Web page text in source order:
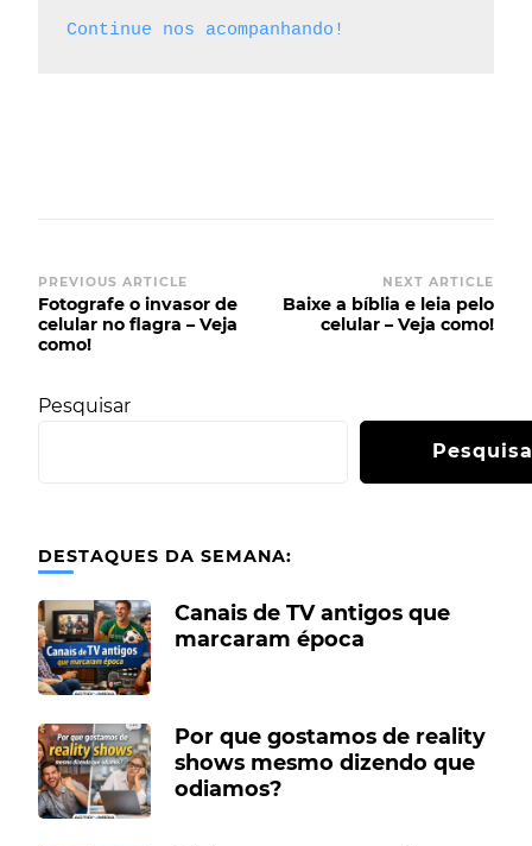
Continue nos acompanhando!
PREVIOUS ARTICLE
Fotografe o invasor de
celular no flagra – Veja
como!
NEXT ARTICLE
Baixe a bíblia e leia pelo
celular – Veja como!
Pesquisar
DESTAQUES DA SEMANA:
Canais de TV antigos que
marcaram época
Por que gostamos de reality
shows mesmo dizendo que
odiamos?